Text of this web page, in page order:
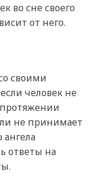
во сне своего
от него.
своими
человек не
не принимает
ангела
ответы на